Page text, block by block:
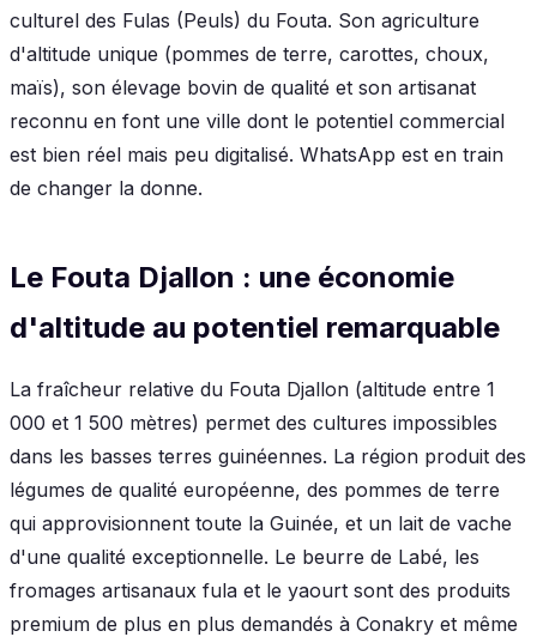
culturel des Fulas (Peuls) du Fouta. Son agriculture
d'altitude unique (pommes de terre, carottes, choux,
maïs), son élevage bovin de qualité et son artisanat
reconnu en font une ville dont le potentiel commercial
est bien réel mais peu digitalisé. WhatsApp est en train
de changer la donne.
Le Fouta Djallon : une économie
d'altitude au potentiel remarquable
La fraîcheur relative du Fouta Djallon (altitude entre 1
000 et 1 500 mètres) permet des cultures impossibles
dans les basses terres guinéennes. La région produit des
légumes de qualité européenne, des pommes de terre
qui approvisionnent toute la Guinée, et un lait de vache
d'une qualité exceptionnelle. Le beurre de Labé, les
fromages artisanaux fula et le yaourt sont des produits
premium de plus en plus demandés à Conakry et même